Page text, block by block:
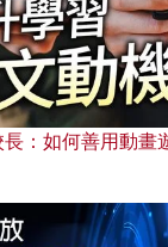
：如何善用動畫